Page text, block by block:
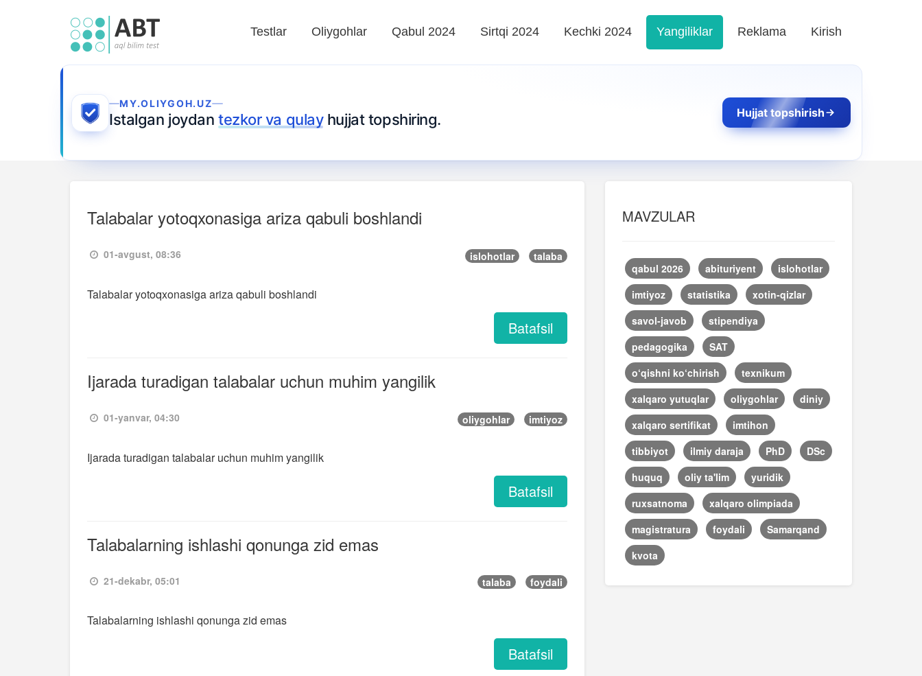
Testlar Oliygohlar Qabul 2024 Sirtqi 2024 Kechki 2024 Yangiliklar Reklama Kirish
MY.OLIYGOH.UZ
Istalgan joydan tezkor va qulayhujjat topshiring. Hujjat topshirish
Talabalar yotoqxonasiga ariza qabuli boshlandi
01-avgust, 08:36 islohotlar talaba
Talabalar yotoqxonasiga ariza qabuli boshlandi
Batafsil
Ijarada turadigan talabalar uchun muhim yangilik
01-yanvar, 04:30 oliygohlar imtiyoz
Ijarada turadigan talabalar uchun muhim yangilik
Batafsil
Talabalarning ishlashi qonunga zid emas
21-dekabr, 05:01 talaba foydali
Talabalarning ishlashi qonunga zid emas
Batafsil
MAVZULAR
qabul 2026 abituriyent
islohotlar
imtiyoz
statistika
xotin-qizlar
savol-javob
stipendiya
pedagogika
SAT
o‘qishni ko‘chirish
texnikum
xalqaro yutuqlar
oliygohlar
diniy
xalqaro sertifikat
imtihon
tibbiyot
ilmiy daraja PhD
DSc
huquq
oliy ta'lim
yuridik
ruxsatnoma
xalqaro olimpiada
magistratura
foydali
Samarqand
kvota